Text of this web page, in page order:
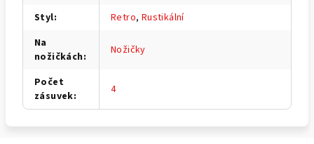
Styl: Retro, Rustikální
Na
nožičkách: Nožičky
Počet
zásuvek: 4